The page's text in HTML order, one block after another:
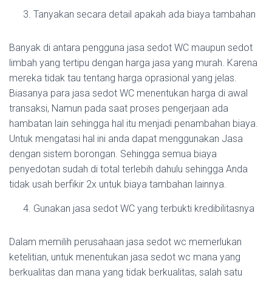
Tanyakan secara detail apakah ada biaya tambahan
Banyak di antara pengguna jasa sedot WC maupun sedot
limbah yang tertipu dengan harga jasa yang murah. Karena
mereka tidak tau tentang harga oprasional yang jelas.
Biasanya para jasa sedot WC menentukan harga di awal
transaksi, Namun pada saat proses pengerjaan ada
hambatan lain sehingga hal itu menjadi penambahan biaya.
Untuk mengatasi hal ini anda dapat menggunakan Jasa
dengan sistem borongan. Sehingga semua biaya
penyedotan sudah di total terlebih dahulu sehingga Anda
tidak usah berfikir 2x untuk biaya tambahan lainnya.
Gunakan jasa sedot WC yang terbukti kredibilitasnya
Dalam memilih perusahaan jasa sedot wc memerlukan
ketelitian, untuk menentukan jasa sedot wc mana yang
berkualitas dan mana yang tidak berkualitas, salah satu